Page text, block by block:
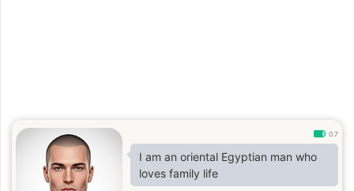
0.7
I am an oriental Egyptian man who
loves family life